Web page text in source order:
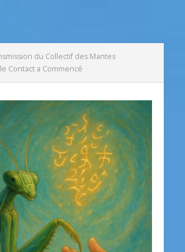
du Collectif des Mantes
Contact a Commencé